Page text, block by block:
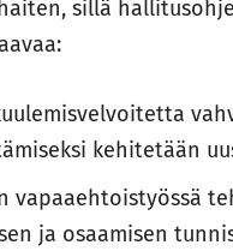
sillä
kehitetään
vapaaehtoistyössä
ja osaamisen